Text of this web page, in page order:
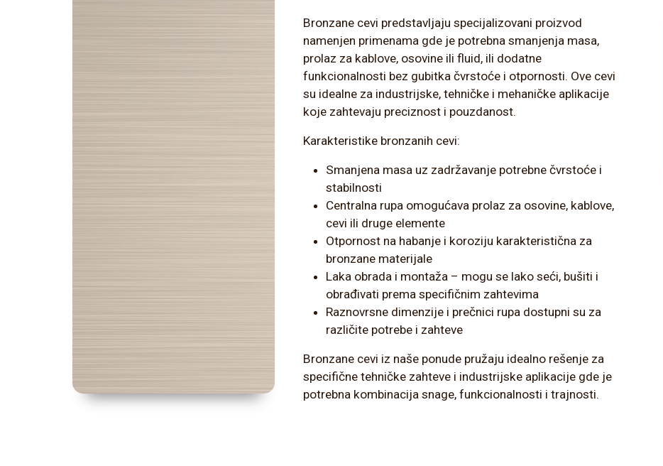
Bronzane cevi predstavljaju specijalizovani proizvod
namenjen primenama gde je potrebna smanjenja masa,
prolaz za kablove, osovine ili fluid, ili dodatne
funkcionalnosti bez gubitka čvrstoće i otpornosti. Ove cevi
su idealne za industrijske, tehničke i mehaničke aplikacije
koje zahtevaju preciznost i pouzdanost.
Karakteristike bronzanih cevi:
Smanjena masa uz zadržavanje potrebne čvrstoće i
stabilnosti
Centralna rupa omogućava prolaz za osovine, kablove,
cevi ili druge elemente
Otpornost na habanje i koroziju karakteristična za
bronzane materijale
Laka obrada i montaža – mogu se lako seći, bušiti i
obrađivati prema specifičnim zahtevima
Raznovrsne dimenzije i prečnici rupa dostupni su za
različite potrebe i zahteve
Bronzane cevi iz naše ponude pružaju idealno rešenje za
specifične tehničke zahteve i industrijske aplikacije gde je
potrebna kombinacija snage, funkcionalnosti i trajnosti.